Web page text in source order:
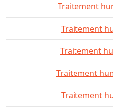
Traitement
Traitement
Traitement
Traitement
Traitement